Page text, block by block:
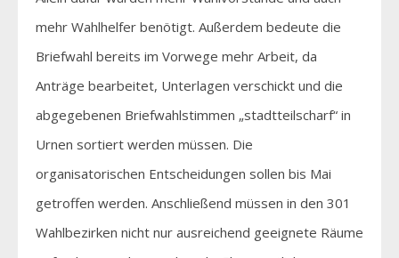
mehr Wahlhelfer benötigt. Außerdem bedeute die
Briefwahl bereits im Vorwege mehr Arbeit, da
Anträge bearbeitet, Unterlagen verschickt und die
abgegebenen Briefwahlstimmen „stadtteilscharf“ in
Urnen sortiert werden müssen. Die
organisatorischen Entscheidungen sollen bis Mai
getroffen werden. Anschließend müssen in den 301
Wahlbezirken nicht nur ausreichend geeignete Räume